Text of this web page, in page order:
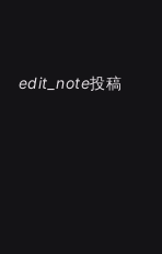
edit_note投稿